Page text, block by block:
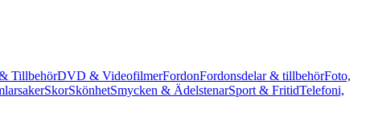
TillbehörDVD & VideofilmerFordonFordonsdelar & tillbehörFoto,
SkorSkönhetSmycken & ÄdelstenarSport & FritidTelefoni,